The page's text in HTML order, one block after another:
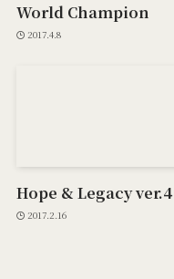
World Champion
2017.4.8
Hope & Legacy ver.4
2017.2.16